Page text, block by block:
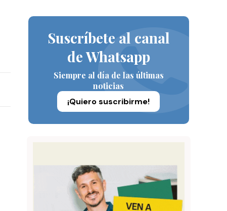
Suscríbete al canal
de Whatsapp
Siempre al día de las últimas
noticias
¡Quiero suscribirme!